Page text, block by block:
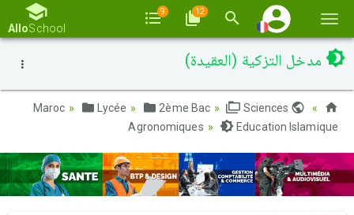
la
AlloSchool
9 12
مدخل التزكية (العقيدة)
Lycée 2ème Bac
Sciences
Agronomiques
Education Islamique